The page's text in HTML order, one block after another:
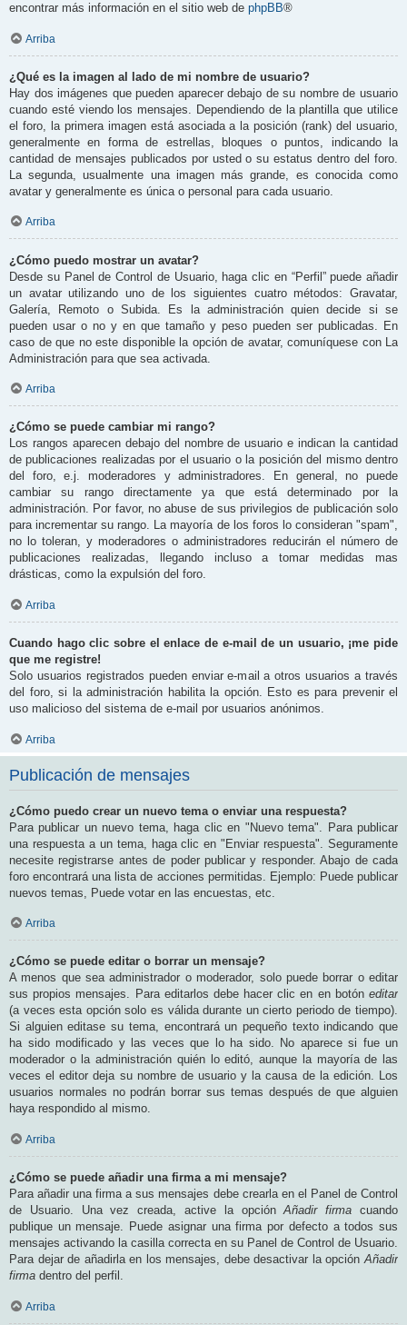
encontrar más información en el sitio web de phpBB®
Arriba
¿Qué es la imagen al lado de mi nombre de usuario?
Hay dos imágenes que pueden aparecer debajo de su nombre de usuario
cuando esté viendo los mensajes. Dependiendo de la plantilla que utilice
el foro, la primera imagen está asociada a la posición (rank) del usuario,
generalmente en forma de estrellas, bloques o puntos, indicando la
cantidad de mensajes publicados por usted o su estatus dentro del foro.
La segunda, usualmente una imagen más grande, es conocida como
avatar y generalmente es única o personal para cada usuario.
Arriba
¿Cómo puedo mostrar un avatar?
Desde su Panel de Control de Usuario, haga clic en “Perfil” puede añadir
un avatar utilizando uno de los siguientes cuatro métodos: Gravatar,
Galería, Remoto o Subida. Es la administración quien decide si se
pueden usar o no y en que tamaño y peso pueden ser publicadas. En
caso de que no este disponible la opción de avatar, comuníquese con La
Administración para que sea activada.
Arriba
¿Cómo se puede cambiar mi rango?
Los rangos aparecen debajo del nombre de usuario e indican la cantidad
de publicaciones realizadas por el usuario o la posición del mismo dentro
del foro, e.j. moderadores y administradores. En general, no puede
cambiar su rango directamente ya que está determinado por la
administración. Por favor, no abuse de sus privilegios de publicación solo
para incrementar su rango. La mayoría de los foros lo consideran "spam",
no lo toleran, y moderadores o administradores reducirán el número de
publicaciones realizadas, llegando incluso a tomar medidas mas
drásticas, como la expulsión del foro.
Arriba
Cuando hago clic sobre el enlace de e-mail de un usuario, ¡me pide
que me registre!
Solo usuarios registrados pueden enviar e-mail a otros usuarios a través
del foro, si la administración habilita la opción. Esto es para prevenir el
uso malicioso del sistema de e-mail por usuarios anónimos.
Arriba
Publicación de mensajes
¿Cómo puedo crear un nuevo tema o enviar una respuesta?
Para publicar un nuevo tema, haga clic en "Nuevo tema". Para publicar
una respuesta a un tema, haga clic en "Enviar respuesta". Seguramente
necesite registrarse antes de poder publicar y responder. Abajo de cada
foro encontrará una lista de acciones permitidas. Ejemplo: Puede publicar
nuevos temas, Puede votar en las encuestas, etc.
Arriba
¿Cómo se puede editar o borrar un mensaje?
A menos que sea administrador o moderador, solo puede borrar o editar
sus propios mensajes. Para editarlos debe hacer clic en en botón editar
(a veces esta opción solo es válida durante un cierto periodo de tiempo).
Si alguien editase su tema, encontrará un pequeño texto indicando que
ha sido modificado y las veces que lo ha sido. No aparece si fue un
moderador o la administración quién lo editó, aunque la mayoría de las
veces el editor deja su nombre de usuario y la causa de la edición. Los
usuarios normales no podrán borrar sus temas después de que alguien
haya respondido al mismo.
Arriba
¿Cómo se puede añadir una firma a mi mensaje?
Para añadir una firma a sus mensajes debe crearla en el Panel de Control
de Usuario. Una vez creada, active la opciónAñadir firma cuando
publique un mensaje. Puede asignar una firma por defecto a todos sus
mensajes activando la casilla correcta en su Panel de Control de Usuario.
Para dejar de añadirla en los mensajes, debe desactivar la opciónAñadir
firma dentro del perfil.
Arriba